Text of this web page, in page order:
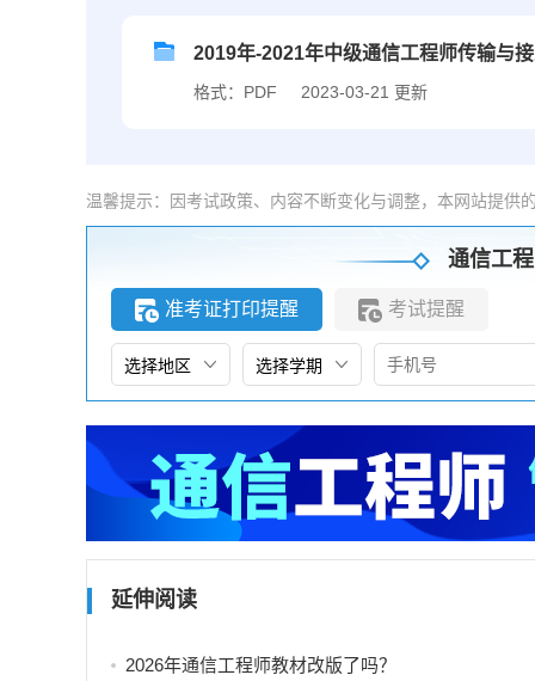
2019年-2021年中级通信工程师传输与
格式：PDF 2023-03-21 更新
温馨提示：因考试政策、内容不断变化与调整，本网站提供
通信工
准考证打印提醒 考试提醒
延伸阅读
2026年通信工程师教材改版了吗？